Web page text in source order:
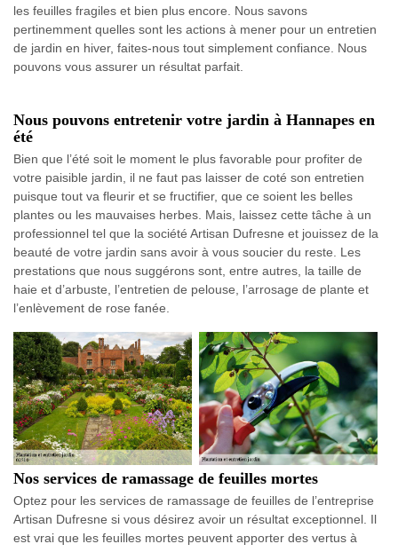
les feuilles fragiles et bien plus encore. Nous savons
pertinemment quelles sont les actions à mener pour un entretien
de jardin en hiver, faites-nous tout simplement confiance. Nous
pouvons vous assurer un résultat parfait.
Nous pouvons entretenir votre jardin à Hannapes en
été
Bien que l’été soit le moment le plus favorable pour profiter de
votre paisible jardin, il ne faut pas laisser de coté son entretien
puisque tout va fleurir et se fructifier, que ce soient les belles
plantes ou les mauvaises herbes. Mais, laissez cette tâche à un
professionnel tel que la société Artisan Dufresne et jouissez de la
beauté de votre jardin sans avoir à vous soucier du reste. Les
prestations que nous suggérons sont, entre autres, la taille de
haie et d’arbuste, l’entretien de pelouse, l’arrosage de plante et
l’enlèvement de rose fanée.
Nos services de ramassage de feuilles mortes
Optez pour les services de ramassage de feuilles de l’entreprise
Artisan Dufresne si vous désirez avoir un résultat exceptionnel. Il
est vrai que les feuilles mortes peuvent apporter des vertus à